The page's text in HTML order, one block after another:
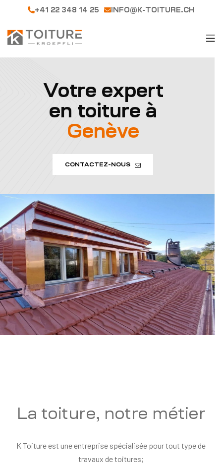
+41 22 348 14 25 INFO@K-TOITURE.CH
Votre expert
en toiture à
Genève
CONTACTEZ-NOUS
La toiture, notre métier
K Toiture est une entreprise spécialisée pour tout type de
travaux de toitures;